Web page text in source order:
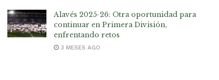
Alavés 2025-26: Otra oportunidad para
continuar en Primera División,
enfrentando retos
3 MESES AGO